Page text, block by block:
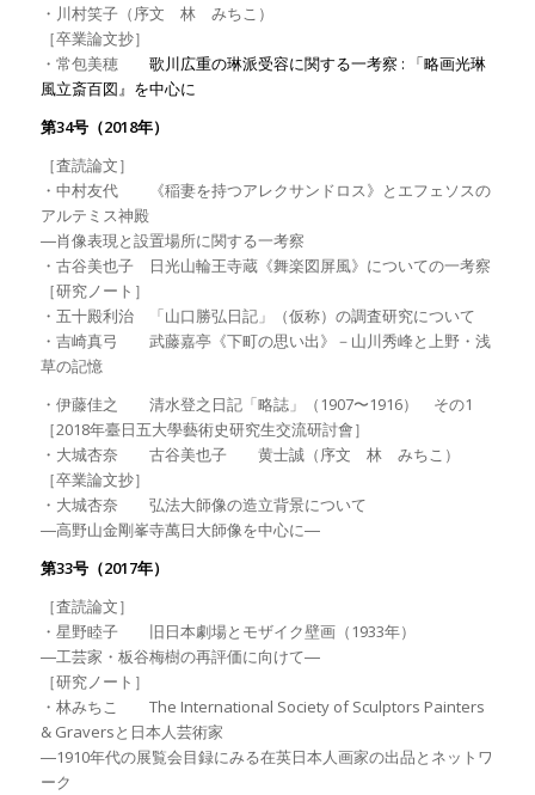
・川村笑子（序文 林 みちこ）
［卒業論文抄］
・常包美穂 歌川広重の琳派受容に関する一考察 : 「略画光琳
風立斎百図』を中心に
第34号（2018年）
［査読論文］
・中村友代 《稲妻を持つアレクサンドロス》とエフェソスの
アルテミス神殿
―肖像表現と設置場所に関する一考察
・古谷美也子 日光山輪王寺蔵《舞楽図屏風》についての一考察
［研究ノート］
・五十殿利治 「山口勝弘日記」（仮称）の調査研究について
・吉崎真弓 武藤嘉亭《下町の思い出》－山川秀峰と上野・浅
草の記憶
・伊藤佳之 清水登之日記「略誌」（1907〜1916） その1
［2018年臺日五大學藝術史研究生交流研討會］
・大城杏奈 古谷美也子 黄士誠（序文 林 みちこ）
［卒業論文抄］
・大城杏奈 弘法大師像の造立背景について
―高野山金剛峯寺萬日大師像を中心に―
第33号（2017年）
［査読論文］
・星野睦子 旧日本劇場とモザイク壁画（1933年）
―工芸家・板谷梅樹の再評価に向けて―
［研究ノート］
・林みちこ The International Society of Sculptors Painters
& Graversと日本人芸術家
―1910年代の展覧会目録にみる在英日本人画家の出品とネットワ
ーク